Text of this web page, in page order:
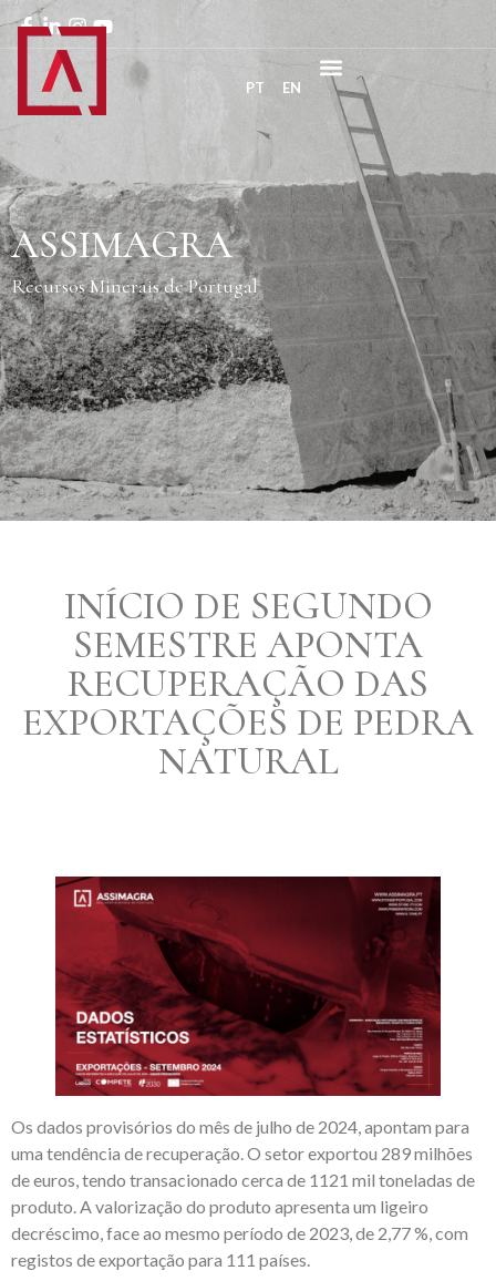
PT EN
ASSIMAGRA
Recursos Minerais de Portugal
INÍCIO DE SEGUNDO
SEMESTRE APONTA
RECUPERAÇÃO DAS
EXPORTAÇÕES DE PEDRA
NATURAL
Os dados provisórios do mês de julho de 2024, apontam para
uma tendência de recuperação. O setor exportou 289 milhões
de euros, tendo transacionado cerca de 1121 mil toneladas de
produto. A valorização do produto apresenta um ligeiro
decréscimo, face ao mesmo período de 2023, de 2,77 %, com
registos de exportação para 111 países.